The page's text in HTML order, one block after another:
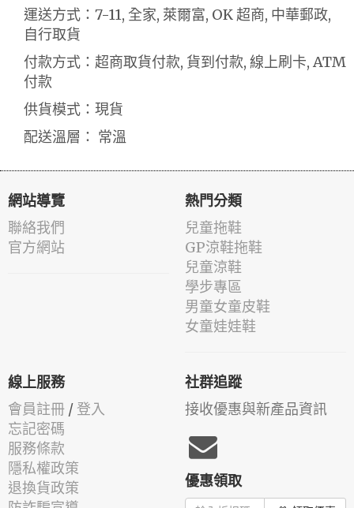
運送方式：7-11, 全家, 萊爾富, OK 超商, 中華郵政,
自行取貨
付款方式：超商取貨付款, 貨到付款, 線上刷卡, ATM
付款
供貨模式：現貨
配送溫層： 常溫
網站導覽
聯絡我們
官方網站
熱門分類
兒童拖鞋
GP涼鞋拖鞋
兒童涼鞋
學步專區
男童女童皮鞋
女童娃娃鞋
線上服務
會員註冊 / 登入
忘記密碼
服務條款
隱私權政策
退換貨政策
社群追蹤
接收優惠與新產品資訊
優惠領取